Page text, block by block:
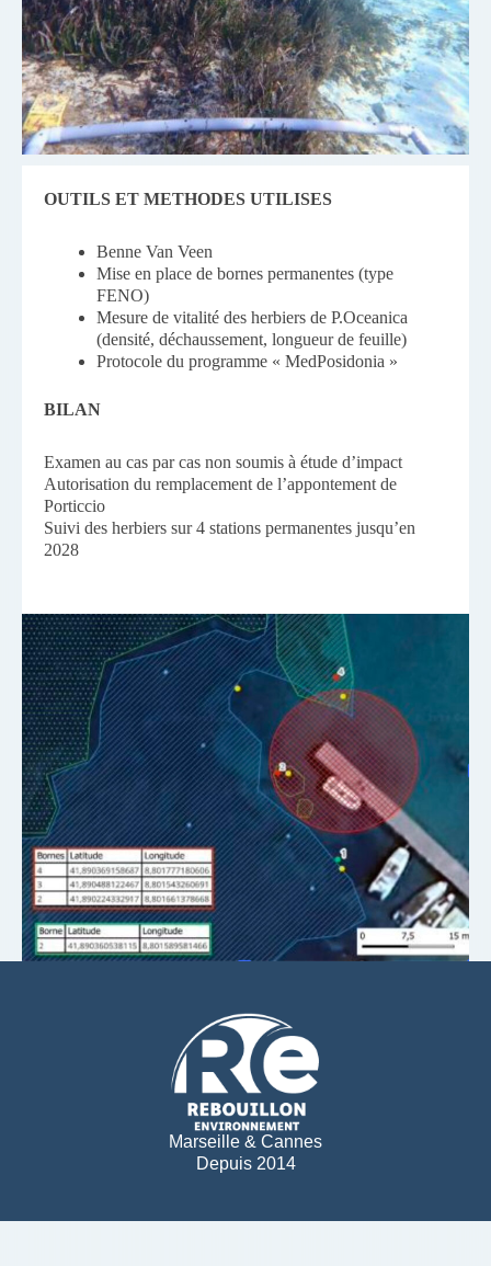
OUTILS ET METHODES UTILISES
Benne Van Veen
Mise en place de bornes permanentes (type
FENO)
Mesure de vitalité des herbiers de P.Oceanica
(densité, déchaussement, longueur de feuille)
Protocole du programme « MedPosidonia »
BILAN
Examen au cas par cas non soumis à étude d’impact
Autorisation du remplacement de l’appontement de
Porticcio
Suivi des herbiers sur 4 stations permanentes jusqu’en
2028
Marseille & Cannes
Depuis 2014